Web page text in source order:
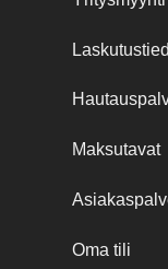
Maksutavat
Oma tili